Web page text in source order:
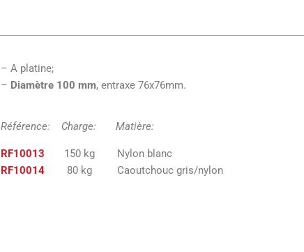
– A platine;
– Diamètre 100 mm, entraxe 76x76mm.
Référence: Charge: Matière:
RF10013 150 kg Nylon blanc
RF10014
80 kg Caoutchouc gris/nylon